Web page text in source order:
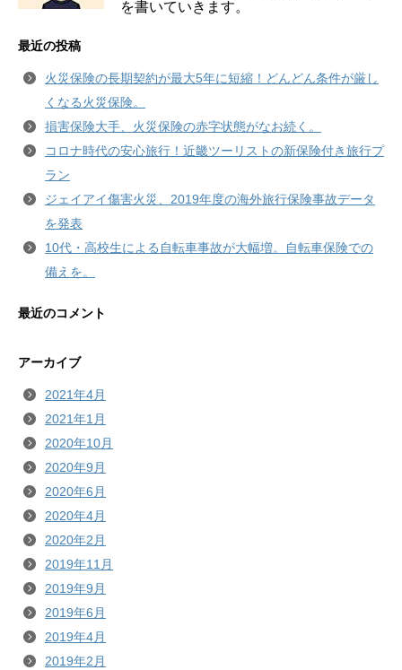
を書いていきます。
最近の投稿
火災保険の長期契約が最大5年に短縮！どんどん条件が厳し
くなる火災保険。
損害保険大手、火災保険の赤字状態がなお続く。
コロナ時代の安心旅行！近畿ツーリストの新保険付き旅行プ
ラン
ジェイアイ傷害火災、2019年度の海外旅行保険事故データ
を発表
10代・高校生による自転車事故が大幅増。自転車保険での
備えを。
最近のコメント
アーカイブ
2021年4月
2021年1月
2020年10月
2020年9月
2020年6月
2020年4月
2020年2月
2019年11月
2019年9月
2019年6月
2019年4月
2019年2月